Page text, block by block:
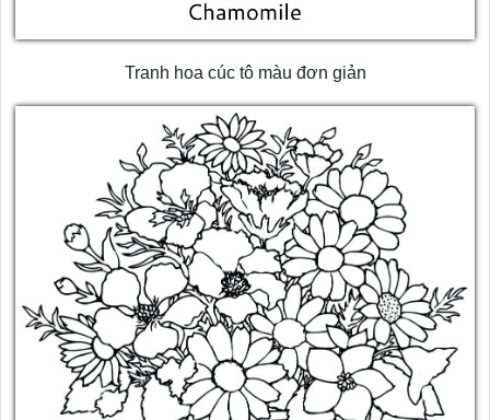
Tranh hoa cúc tô màu đơn giản